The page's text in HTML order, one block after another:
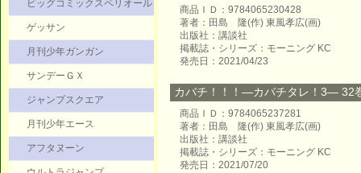
ビッグコミックスペリオール
ゲッサン
月刊少年ガンガン
サンデーＧＸ
ジャンプスクエア
月刊少年エース
アフタヌーン
商品ＩＤ：9784065230428
著者：田島 隆(作) 東風孝広(画)
出版社：講談社
掲載誌・シリーズ：モーニング KC
発売日：2021/04/23
カバチ！！！―カバチタレ！3― 32
商品ＩＤ：9784065237281
著者：田島 隆(作) 東風孝広(画)
出版社：講談社
掲載誌・シリーズ：モーニング KC
発売日：2021/07/20